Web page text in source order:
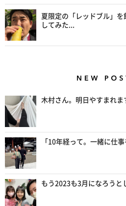
夏限定の「レッドブル」
してみた...
木村さん。明日やすまれま
「10年経って。一緒に仕事
もう2023も3月になろうと